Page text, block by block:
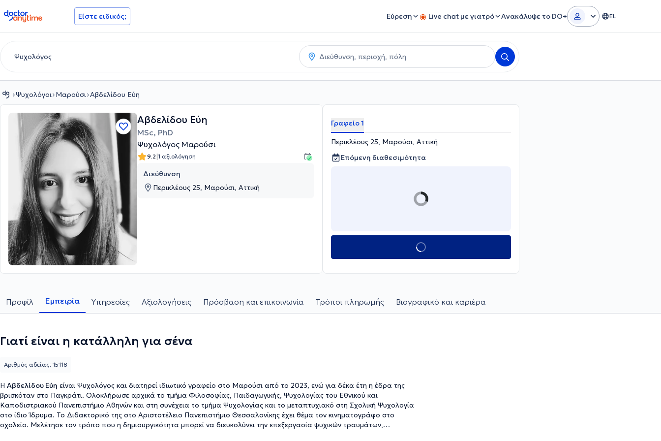
doctoranytime Είστε ειδικός; Εύρεση Live chat με γιατρό Ανακάλυψε το DO+ EL
Ψυχολόγοι Μαρούσι Αβδελίδου Εύη
Αβδελίδου Εύη
MSc, PhD
Ψυχολόγος Μαρούσι
9.2|1 αξιολόγηση
Διεύθυνση
Περικλέους 25, Μαρούσι, Αττική
Γραφείο 1
Περικλέους 25, Μαρούσι, Αττική
Επόμενη διαθεσιμότητα
Προφίλ Εμπειρία Υπηρεσίες Αξιολογήσεις Πρόσβαση και επικοινωνία Τρόποι πληρωμής Βιογραφικό και καριέρα
Γιατί είναι η κατάλληλη για σένα
Η Αβδελίδου Εύη είναι Ψυχολόγος και διατηρεί ιδιωτικό γραφείο στο Μαρούσι από το 2023, ενώ για δέκα έτη η έδρα της
βρισκόταν στο Παγκράτι. Ολοκλήρωσε αρχικά το τμήμα Φιλοσοφίας, Παιδαγωγικής, Ψυχολογίας του Εθνικού και
Καποδιστριακού Πανεπιστήμιο Αθηνών και στη συνέχεια το τμήμα Ψυχολογίας και το μεταπτυχιακό στη Σχολική Ψυχολογία
στο ίδιο Ίδρυμα. Το Διδακτορικό της στο Αριστοτέλειο Πανεπιστήμιο Θεσσαλονίκης έχει θέμα τον κινηματογράφο στο
σχολείο. Μελέτησε τον τρόπο που η δημιουργικότητα μπορεί να διευκολύνει την επεξεργασία ψυχικών τραυμάτων,
Αριθμός αδείας: 15118